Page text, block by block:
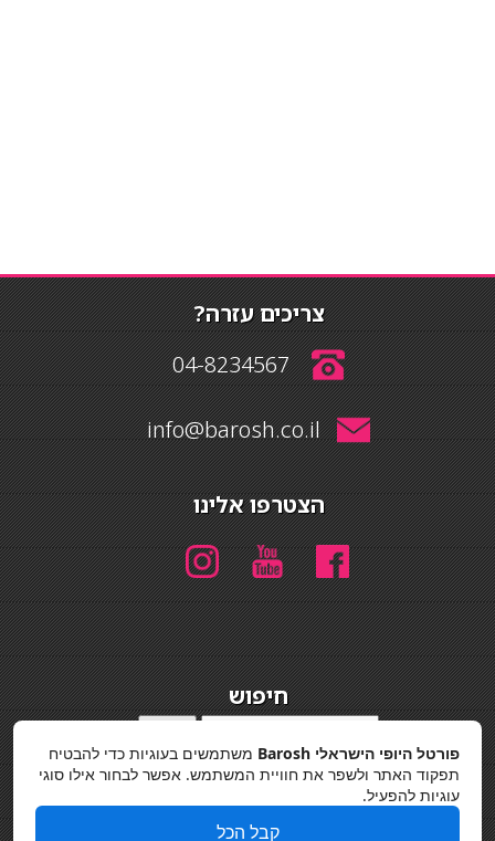
צריכים עזרה?
04-8234567
info@barosh.co.il
הצטרפו אלינו
חיפוש
מדיניות פרטיות
פורטל היופי הישראלי Barosh
משתמשים בעוגיות כדי להבטיח
תפקוד האתר ולשפר את חוויית המשתמש. אפשר לבחור אילו סוגי
עוגיות להפעיל.
קבל הכל